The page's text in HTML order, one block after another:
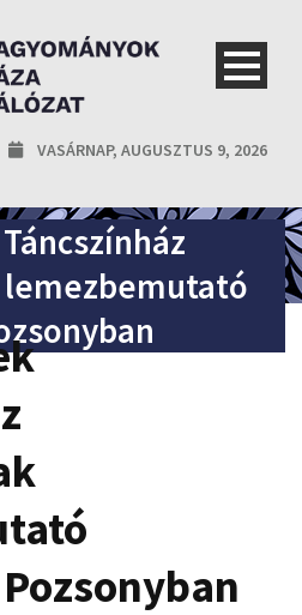
VASÁRNAP, AUGUSZTUS 9, 2026